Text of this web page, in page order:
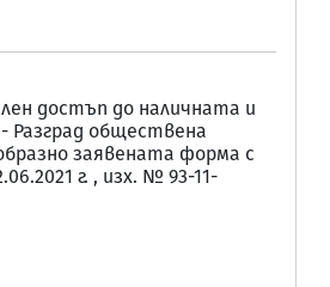
достъп до наличната и
Разград обществена
заявената форма с
г. , изх. № 93-11-